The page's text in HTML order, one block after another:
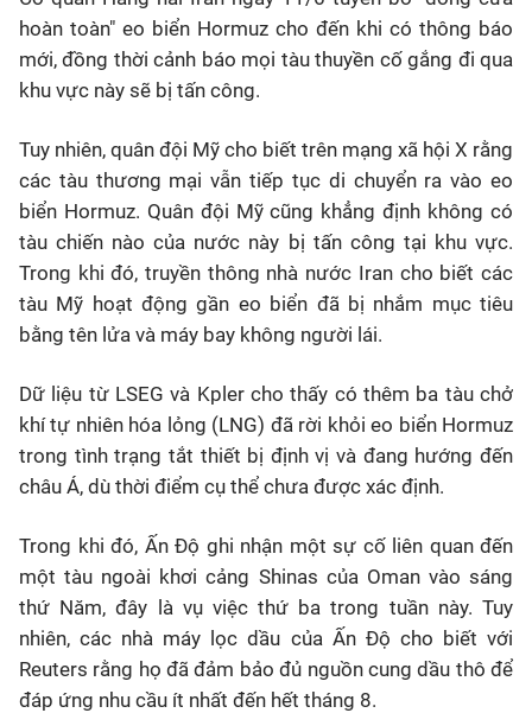
hoàn toàn" eo biển Hormuz cho đến khi có thông báo
mới, đồng thời cảnh báo mọi tàu thuyền cố gắng đi qua
khu vực này sẽ bị tấn công.
Tuy nhiên, quân đội Mỹ cho biết trên mạng xã hội X rằng
các tàu thương mại vẫn tiếp tục di chuyển ra vào eo
biển Hormuz. Quân đội Mỹ cũng khẳng định không có
tàu chiến nào của nước này bị tấn công tại khu vực.
Trong khi đó, truyền thông nhà nước Iran cho biết các
tàu Mỹ hoạt động gần eo biển đã bị nhắm mục tiêu
bằng tên lửa và máy bay không người lái.
Dữ liệu từ LSEG và Kpler cho thấy có thêm ba tàu chở
khí tự nhiên hóa lỏng (LNG) đã rời khỏi eo biển Hormuz
trong tình trạng tắt thiết bị định vị và đang hướng đến
châu Á, dù thời điểm cụ thể chưa được xác định.
Trong khi đó, Ấn Độ ghi nhận một sự cố liên quan đến
một tàu ngoài khơi cảng Shinas của Oman vào sáng
thứ Năm, đây là vụ việc thứ ba trong tuần này. Tuy
nhiên, các nhà máy lọc dầu của Ấn Độ cho biết với
Reuters rằng họ đã đảm bảo đủ nguồn cung dầu thô để
đáp ứng nhu cầu ít nhất đến hết tháng 8.